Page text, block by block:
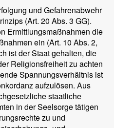
und Gefahrenabwehr
(Art. 20 Abs. 3 GG).
Ermittlungsmaßnahmen die
ein (Art. 10 Abs. 2,
ist der Staat gehalten, die
Religionsfreiheit zu achten
Spannungsverhältnis ist
aufzulösen. Aus
staatliche
in der Seelsorge tätigen
zu und